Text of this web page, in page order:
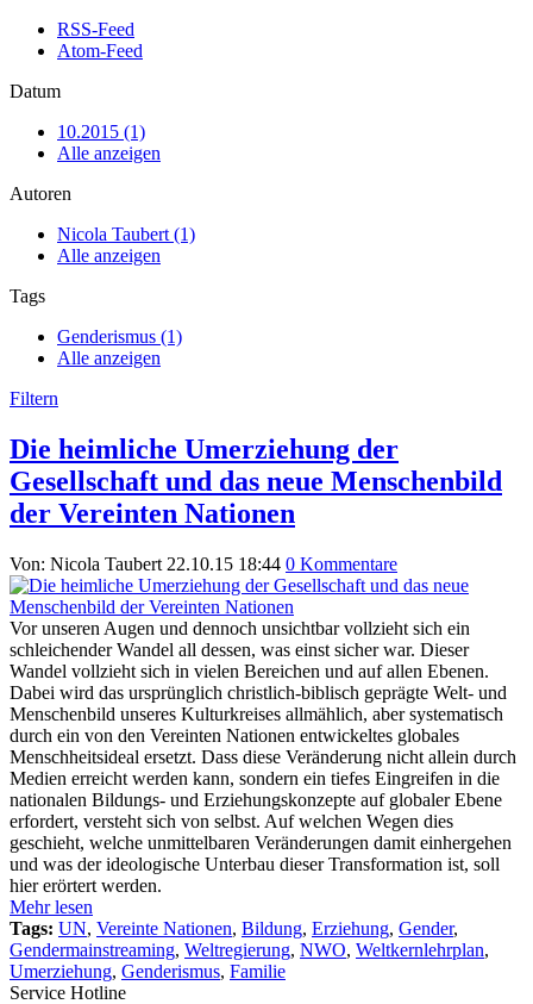
RSS-Feed
Atom-Feed
Datum
10.2015 (1)
Alle anzeigen
Autoren
Nicola Taubert (1)
Alle anzeigen
Tags
Genderismus (1)
Alle anzeigen
Filtern
Die heimliche Umerziehung der
Gesellschaft und das neue Menschenbild
der Vereinten Nationen
Von: Nicola Taubert 22.10.15 18:44 0 Kommentare
Vor unseren Augen und dennoch unsichtbar vollzieht sich ein
schleichender Wandel all dessen, was einst sicher war. Dieser
Wandel vollzieht sich in vielen Bereichen und auf allen Ebenen.
Dabei wird das ursprünglich christlich-biblisch geprägte Welt- und
Menschenbild unseres Kulturkreises allmählich, aber systematisch
durch ein von den Vereinten Nationen entwickeltes globales
Menschheitsideal ersetzt. Dass diese Veränderung nicht allein durch
Medien erreicht werden kann, sondern ein tiefes Eingreifen in die
nationalen Bildungs- und Erziehungskonzepte auf globaler Ebene
erfordert, versteht sich von selbst. Auf welchen Wegen dies
geschieht, welche unmittelbaren Veränderungen damit einhergehen
und was der ideologische Unterbau dieser Transformation ist, soll
hier erörtert werden.
Mehr lesen
Tags: UN, Vereinte Nationen, Bildung, Erziehung, Gender,
Gendermainstreaming, Weltregierung, NWO, Weltkernlehrplan,
Umerziehung, Genderismus, Familie
Service Hotline